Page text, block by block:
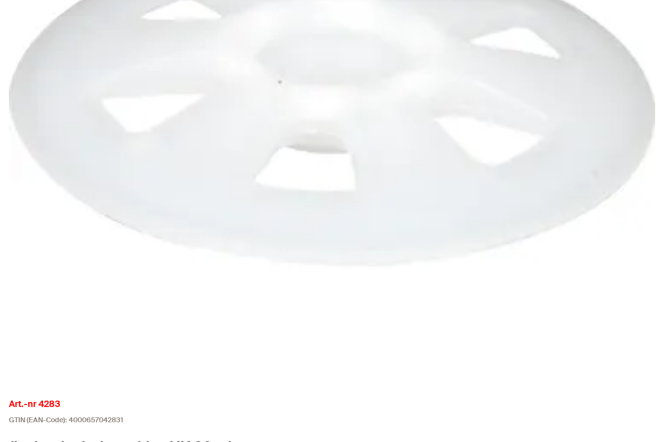
Art.-nr 4283
GTIN (EAN-Code): 4000657042831